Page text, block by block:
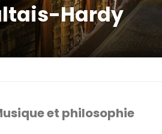
Hardy
et philosophie